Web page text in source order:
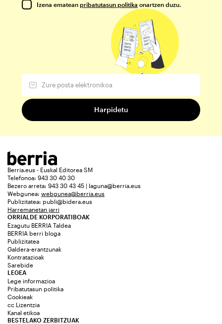
Izena ematean pribatutasun politika onartzen duzu.
Berria.eus - Euskal Editorea SM
Telefonoa: 943 30 40 30
Bezero arreta: 943 30 43 45 | laguna@berria.eus
Webgunea: webgunea@berria.eus
Publizitatea: publi@bidera.eus
Harremanetan jarri
ORRIALDE KORPORATIBOAK
Ezagutu BERRIA Taldea
BERRIA berri bloga
Publizitatea
Galdera-erantzunak
Kontratazioak
Sarebide
LEGEA
Lege informazioa
Pribatutasun politika
Cookieak
cc Lizentzia
Kanal etikoa
BESTELAKO ZERBITZUAK